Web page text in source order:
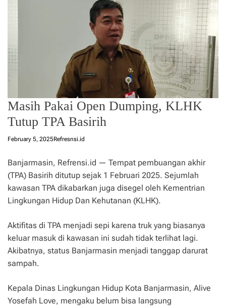
Masih Pakai Open Dumping, KLHK
Tutup TPA Basirih
February 5, 2025Refresnsi.id
Banjarmasin, Refrensi.id — Tempat pembuangan akhir
(TPA) Basirih ditutup sejak 1 Februari 2025. Sejumlah
kawasan TPA dikabarkan juga disegel oleh Kementrian
Lingkungan Hidup Dan Kehutanan (KLHK).
Aktifitas di TPA menjadi sepi karena truk yang biasanya
keluar masuk di kawasan ini sudah tidak terlihat lagi.
Akibatnya, status Banjarmasin menjadi tanggap darurat
sampah.
Kepala Dinas Lingkungan Hidup Kota Banjarmasin, Alive
Yosefah Love, mengaku belum bisa langsung